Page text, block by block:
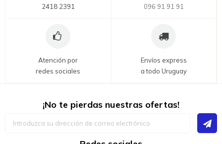
2418 2391
096 91 91 91
Atención por
redes sociales
Envíos express
a todo Uruguay
¡No te pierdas nuestras ofertas!